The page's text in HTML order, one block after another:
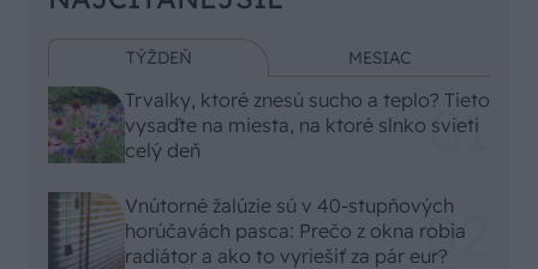
TÝŽDEŇ MESIAC
Trvalky, ktoré znesú sucho a teplo? Tieto
vysaďte na miesta, na ktoré slnko svieti
celý deň
Vnútorné žalúzie sú v 40-stupňových
horúčavách pasca: Prečo z okna robia
radiátor a ako to vyriešiť za pár eur?